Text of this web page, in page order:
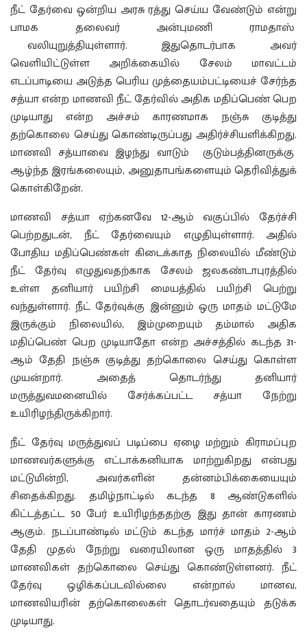
நீட் தேர்வை ஒன்றிய அரசு ரத்து செய்ய வேண்டும் என்று
பாமக தலைவர் அன்புமணி ராமதாஸ்
வலியுறுத்தியுள்ளார். இதுதொடர்பாக அவர்
வெளியிட்டுள்ள அறிக்கையில் சேலம் மாவட்டம்
எடப்பாடியை அடுத்த பெரிய முத்தையம்பட்டியைச் சேர்ந்த
சத்யா என்ற மாணவி நீட் தேர்வில் அதிக மதிப்பெண் பெற
முடியாது என்ற அச்சம் காரணமாக நஞ்சு குடித்து
தற்கொலை செய்து கொண்டிருப்பது அதிர்ச்சியளிக்கிறது.
மாணவி சத்யாவை இழந்து வாடும் குடும்பத்தினருக்கு
ஆழ்ந்த இரங்கலையும், அனுதாபங்களையும் தெரிவித்துக்
கொள்கிறேன்.
மாணவி சத்யா ஏற்கனவே 12-ஆம் வகுப்பில் தேர்ச்சி
பெற்றதுடன், நீட் தேர்வையும் எழுதியுள்ளார். அதில்
போதிய மதிப்பெண்கள் கிடைக்காத நிலையில் மீண்டும்
நீட் தேர்வு எழுதுவதற்காக சேலம் ஜலகண்டாபுரத்தில்
உள்ள தனியார் பயிற்சி மையத்தில் பயிற்சி பெற்று
வந்துள்ளார். நீட் தேர்வுக்கு இன்னும் ஒரு மாதம் மட்டுமே
இருக்கும் நிலையில், இம்முறையும் தம்மால் அதிக
மதிப்பெண் பெற முடியாதோ என்ற அச்சத்தில் கடந்த 31-
ஆம் தேதி நஞ்சு குடித்து தற்கொலை செய்து கொள்ள
முயன்றார். அதைத் தொடர்ந்து தனியார்
மருத்துவமனையில் சேர்க்கப்பட்ட சத்யா நேற்று
உயிரிழந்திருக்கிறார்.
நீட் தேர்வு மருத்துவப் படிப்பை ஏழை மற்றும் கிராமப்புற
மாணவர்களுக்கு எட்டாக்கனியாக மாற்றுகிறது என்பது
மட்டுமின்றி, அவர்களின் தன்னம்பிக்கையையும்
சிதைக்கிறது. தமிழ்நாட்டில் கடந்த 8 ஆண்டுகளில்
கிட்டத்தட்ட 50 பேர் உயிரிழந்ததற்கு இது தான் காரணம்
ஆகும். நடப்பாண்டில் மட்டும் கடந்த மார்ச் மாதம் 2-ஆம்
தேதி முதல் நேற்று வரையிலான ஒரு மாதத்தில் 3
மாணவிகள் தற்கொலை செய்து கொண்டுள்ளனர். நீட்
தேர்வு ஒழிக்கப்படவில்லை என்றால் மானவ,
மாணவியரின் தற்கொலைகள் தொடர்வதையும் தடுக்க
முடியாது.